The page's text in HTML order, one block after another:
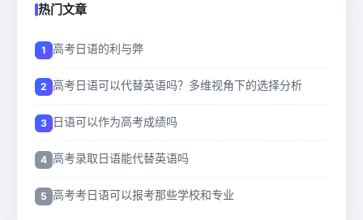
热门文章
高考日语的利与弊
高考日语可以代替英语吗？多维视角下的选择分析
日语可以作为高考成绩吗
高考录取日语能代替英语吗
高考考日语可以报考那些学校和专业